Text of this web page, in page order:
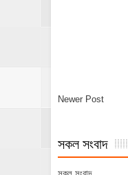
Newer Post
সকল সংবাদ